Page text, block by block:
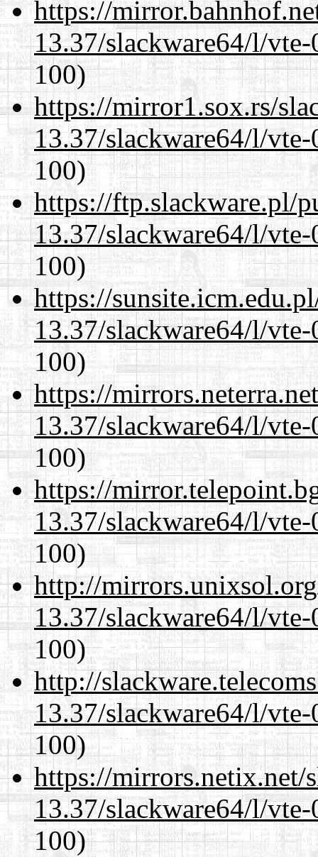
https://
13.37/slackware64/l/
100)
https://mirror1.sox.rs/
13.37/slackware64/l/
100)
https://ftp.slackware.pl/
13.37/slackware64/l/
100)
https://
13.37/slackware64/l/
100)
https://
13.37/slackware64/l/
100)
https://
13.37/slackware64/l/
100)
http://
13.37/slackware64/l/
100)
http://
13.37/slackware64/l/
100)
https://mirrors.netix.net/
13.37/slackware64/l/
100)